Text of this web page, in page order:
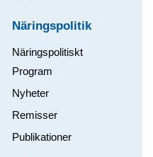
Näringspolitik
Näringspolitiskt
Program
Nyheter
Remisser
Publikationer